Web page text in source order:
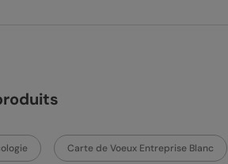
Carte de Voeux Entreprise Blanc